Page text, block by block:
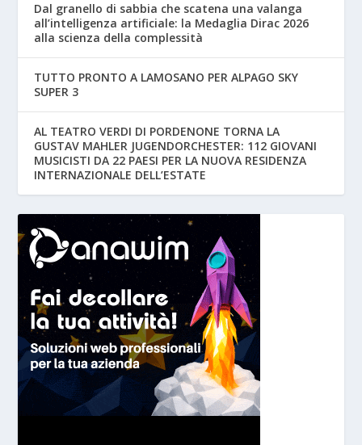
Dal granello di sabbia che scatena una valanga
all’intelligenza artificiale: la Medaglia Dirac 2026
alla scienza della complessità
TUTTO PRONTO A LAMOSANO PER ALPAGO SKY
SUPER 3
AL TEATRO VERDI DI PORDENONE TORNA LA
GUSTAV MAHLER JUGENDORCHESTER: 112 GIOVANI
MUSICISTI DA 22 PAESI PER LA NUOVA RESIDENZA
INTERNAZIONALE DELL’ESTATE